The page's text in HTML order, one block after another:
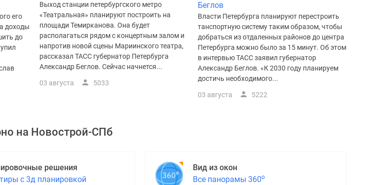
его
доходы
до
Выход станции петербургского метро
«Театральная» планируют построить на
площади Темирканова. Она будет
располагаться рядом с концертным залом и
напротив новой сцены Мариинского театра,
рассказал ТАСС губернатор Петербурга
Александр Беглов. Сейчас начнется...
03 августа 5033
Беглов
Власти Петербурга планируют перестроить
танспортную систему таким образом, чтобы
добраться из отдаленных районов до центра
Петербурга можно было за 15 минут. Об этом
в интервью ТАСС заявил губернатор
Александр Беглов. «К 2030 году планируем
достичь необходимого...
03 августа 5222
на Новострой-СПб
решения
с 3д планировкой
Вид из окон
Все панорамы 360о